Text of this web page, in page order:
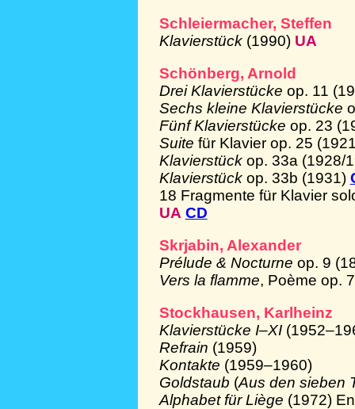
Schleiermacher, Steffen
Klavierstück (1990) UA
Schönberg, Arnold
Drei Klavierstücke op. 11
Sechs kleine Klavierstücke
Fünf Klavierstücke op. 23
Suite für Klavier op. 25
Klavierstück op. 33a (1928/
Klavierstück op. 33b (1931)
18 Fragmente für Klavier
UA CD
Skrjabin, Alexander
Prélude & Nocturne op. 9
Vers la flamme, Poème op.
Stockhausen, Karlheinz
Klavierstücke I–XI
Refrain (1959)
Kontakte (1959–1960)
Goldstaub (Aus den sieben
Alphabet für Liège (1972)